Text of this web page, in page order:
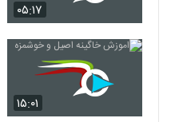
۰۵:۱۷
۱۵:۰۱